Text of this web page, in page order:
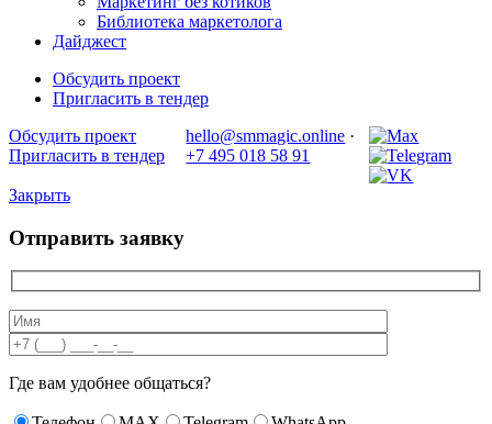
Библиотека маркетолога
Дайджест
Обсудить проект
Пригласить в тендер
Обсудить проект
Пригласить в тендер
hello@smmagic.online ·
+7 495 018 58 91
Закрыть
Отправить заявку
Где вам удобнее общаться?